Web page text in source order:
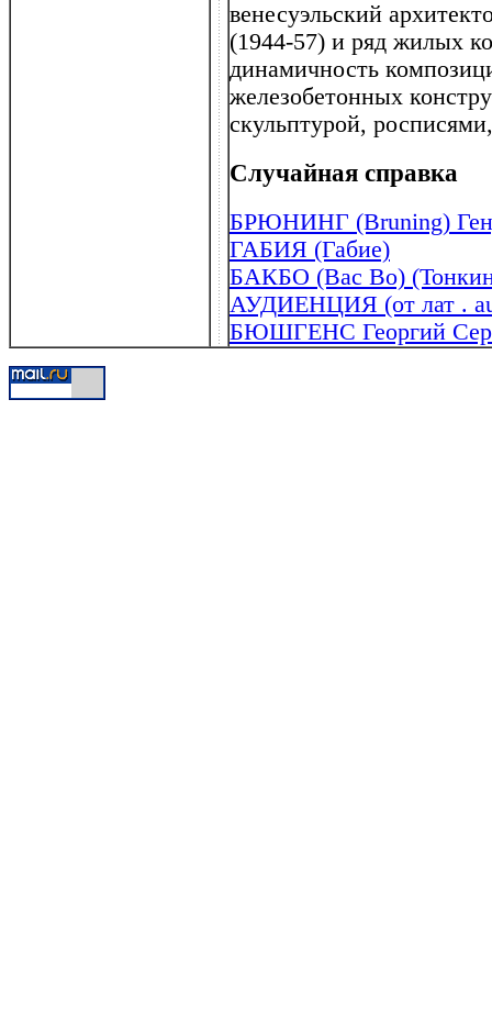
венесуэльский
(1944-57) и ряд жилых
динамичность
железобетонных
скульптурой,
Случайная справка
БРЮНИНГ (Bruning)
ГАБИЯ (Габие)
БАКБО (Вас Во)
АУДИЕНЦИЯ (от лат .
БЮШГЕНС Георгий